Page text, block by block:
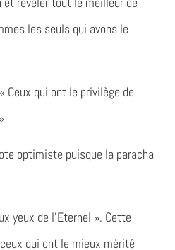
les seuls qui avons le
Ceux qui ont le privilège de
optimiste puisque la paracha
yeux de l’Eternel ». Cette
qui ont le mieux mérité